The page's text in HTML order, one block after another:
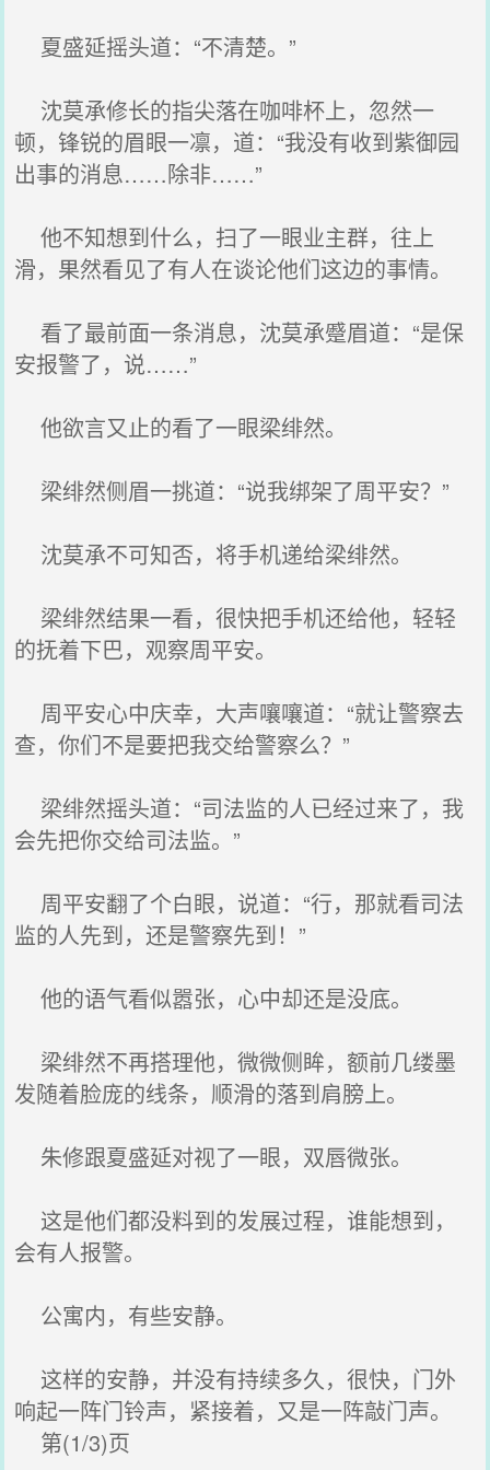
夏盛延摇头道：“不清楚。”
沈莫承修长的指尖落在咖啡杯上，忽然一
顿，锋锐的眉眼一凛，道：“我没有收到紫御园
出事的消息……除非……”
他不知想到什么，扫了一眼业主群，往上
滑，果然看见了有人在谈论他们这边的事情。
看了最前面一条消息，沈莫承蹙眉道：“是保
安报警了，说……”
他欲言又止的看了一眼梁绯然。
梁绯然侧眉一挑道：“说我绑架了周平安？”
沈莫承不可知否，将手机递给梁绯然。
梁绯然结果一看，很快把手机还给他，轻轻
的抚着下巴，观察周平安。
周平安心中庆幸，大声嚷嚷道：“就让警察去
查，你们不是要把我交给警察么？”
梁绯然摇头道：“司法监的人已经过来了，我
会先把你交给司法监。”
周平安翻了个白眼，说道：“行，那就看司法
监的人先到，还是警察先到！”
他的语气看似嚣张，心中却还是没底。
梁绯然不再搭理他，微微侧眸，额前几缕墨
发随着脸庞的线条，顺滑的落到肩膀上。
朱修跟夏盛延对视了一眼，双唇微张。
这是他们都没料到的发展过程，谁能想到，
会有人报警。
公寓内，有些安静。
这样的安静，并没有持续多久，很快，门外
响起一阵门铃声，紧接着，又是一阵敲门声。
第(1/3)页